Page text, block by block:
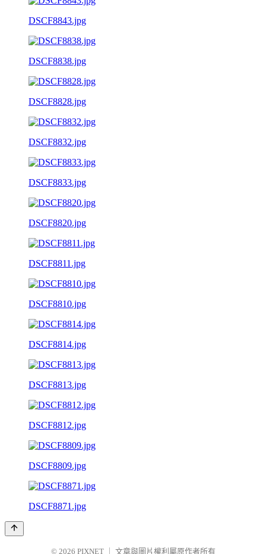
DSCF8843.jpg
DSCF8838.jpg
DSCF8828.jpg
DSCF8832.jpg
DSCF8833.jpg
DSCF8820.jpg
DSCF8811.jpg
DSCF8810.jpg
DSCF8814.jpg
DSCF8813.jpg
DSCF8812.jpg
DSCF8809.jpg
DSCF8871.jpg
© 2026 PIXNET 文章與圖片權利屬原作者所有